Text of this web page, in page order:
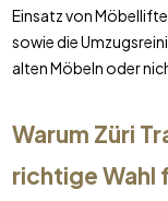
Einsatz von
sowie die
alten Möbeln oder
Warum Züri
richtige Wahl